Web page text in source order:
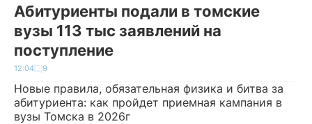
Абитуриенты подали в томские
вузы 113 тыс заявлений на
поступление
12:04 9
Новые правила, обязательная физика и битва за
абитуриента: как пройдет приемная кампания в
вузы Томска в 2026г